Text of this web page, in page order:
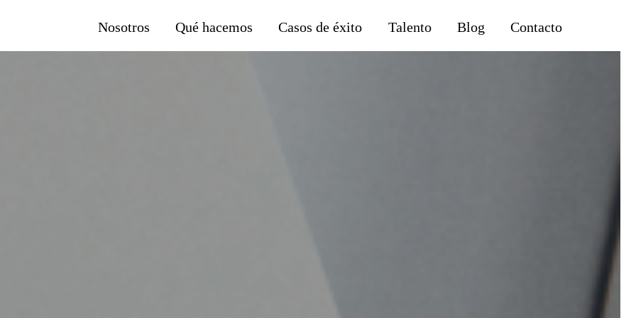
Nosotros Qué hacemos Casos de éxito Talento Blog Contacto